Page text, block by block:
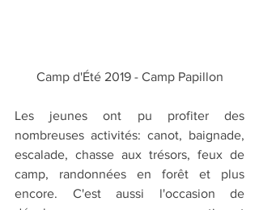
Camp d'Été 2019 - Camp Papillon
Les jeunes ont pu profiter des
nombreuses activités: canot, baignade,
escalade, chasse aux trésors, feux de
camp, randonnées en forêt et plus
encore. C'est aussi l'occasion de